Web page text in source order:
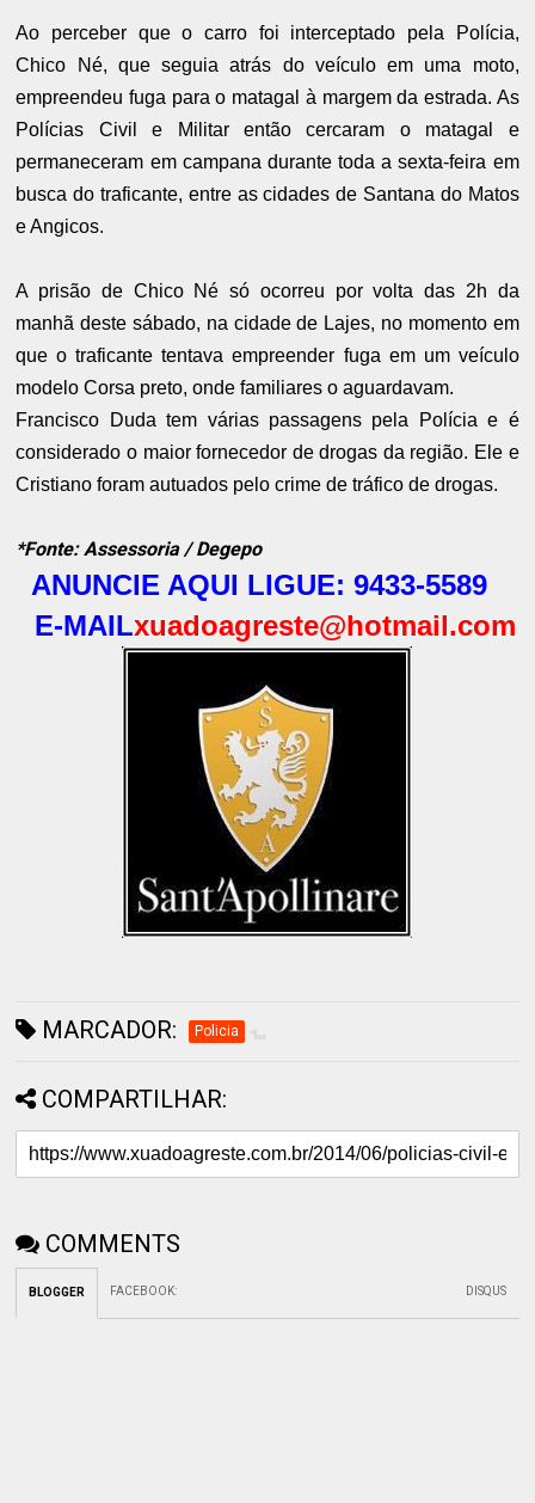
Ao perceber que o carro foi interceptado pela Polícia,
Chico Né, que seguia atrás do veículo em uma moto,
empreendeu fuga para o matagal à margem da estrada. As
Polícias Civil e Militar então cercaram o matagal e
permaneceram em campana durante toda a sexta-feira em
busca do traficante, entre as cidades de Santana do Matos
e Angicos.
A prisão de Chico Né só ocorreu por volta das 2h da
manhã deste sábado, na cidade de Lajes, no momento em
que o traficante tentava empreender fuga em um veículo
modelo Corsa preto, onde familiares o aguardavam.
Francisco Duda tem várias passagens pela Polícia e é
considerado o maior fornecedor de drogas da região. Ele e
Cristiano foram autuados pelo crime de tráfico de drogas.
*Fonte: Assessoria / Degepo
ANUNCIE AQUI LIGUE: 9433-5589
E-MAILxuadoagreste@hotmail.com
MARCADOR: Policia
COMPARTILHAR:
COMMENTS
BLOGGER FACEBOOK: DISQUS